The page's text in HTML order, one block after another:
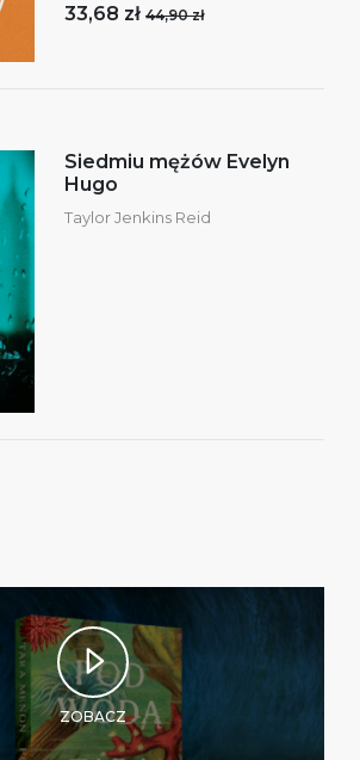
33,68 zł 44,90 zł
Siedmiu mężów Evelyn
Hugo
Taylor Jenkins Reid
ZOBACZ